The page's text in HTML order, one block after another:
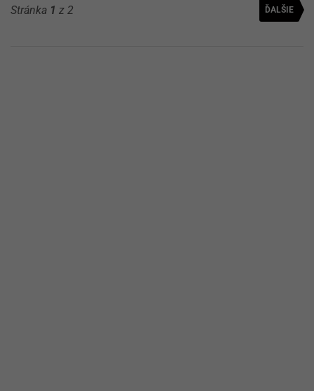
Stránka 1 z 2 ĎALŠIE